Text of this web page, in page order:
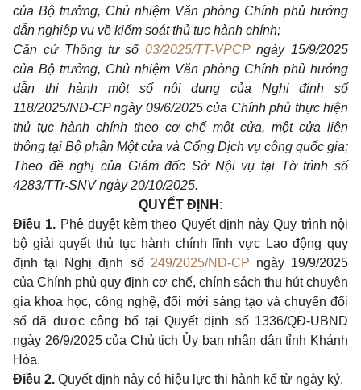
của Bộ trưởng, Chủ nhiệm Văn phòng Chính phủ hướng
dẫn nghiệp vụ về kiểm soát thủ tục hành chính;
Căn cứ Thông tư số03/2025/TT-VPCPngày 15/9/2025
của Bộ trưởng, Chủ nhiệm Văn phòng Chính phủ hướng
dẫn thi hành một số nội dung của Nghị định số
118/2025/NĐ-CP ngày 09/6/2025 của Chính phủ thực hiện
thủ tục hành chính theo cơ chế một cửa, một cửa liên
thông tại Bộ phận Một cửa và Cổng Dịch vụ công quốc gia;
Theo đề nghị của Giám đốc Sở Nội vụ tại Tờ trình số
4283/TTr-SNV ngày 20/10/2025.
QUYẾT ĐỊNH:
Điều 1. Phê duyệt kèm theo Quyết định này Quy trình nội
bộ giải quyết thủ tục hành chính lĩnh vực Lao động quy
định tại Nghị định số 249/2025/NĐ-CP ngày 19/9/2025
của Chính phủ quy định cơ chế, chính sách thu hút chuyên
gia khoa học, công nghệ, đổi mới sáng tạo và chuyển đổi
số đã được công bố tại Quyết định số 1336/QĐ-UBND
ngày 26/9/2025 của Chủ tịch Ủy ban nhân dân tỉnh Khánh
Hòa.
Điều 2. Quyết định này có hiệu lực thi hành kể từ ngày ký.